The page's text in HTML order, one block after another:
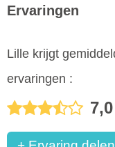
Ervaringen
Lille krijgt
ervaringen :
7,0